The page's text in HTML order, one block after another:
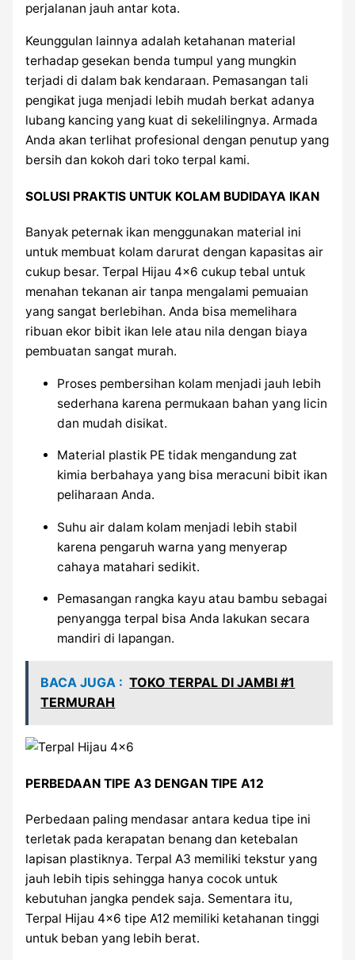
perjalanan jauh antar kota.
Keunggulan lainnya adalah ketahanan material
terhadap gesekan benda tumpul yang mungkin
terjadi di dalam bak kendaraan. Pemasangan tali
pengikat juga menjadi lebih mudah berkat adanya
lubang kancing yang kuat di sekelilingnya. Armada
Anda akan terlihat profesional dengan penutup yang
bersih dan kokoh dari toko terpal kami.
SOLUSI PRAKTIS UNTUK KOLAM BUDIDAYA IKAN
Banyak peternak ikan menggunakan material ini
untuk membuat kolam darurat dengan kapasitas air
cukup besar. Terpal Hijau 4×6 cukup tebal untuk
menahan tekanan air tanpa mengalami pemuaian
yang sangat berlebihan. Anda bisa memelihara
ribuan ekor bibit ikan lele atau nila dengan biaya
pembuatan sangat murah.
Proses pembersihan kolam menjadi jauh lebih
sederhana karena permukaan bahan yang licin
dan mudah disikat.
Material plastik PE tidak mengandung zat
kimia berbahaya yang bisa meracuni bibit ikan
peliharaan Anda.
Suhu air dalam kolam menjadi lebih stabil
karena pengaruh warna yang menyerap
cahaya matahari sedikit.
Pemasangan rangka kayu atau bambu sebagai
penyangga terpal bisa Anda lakukan secara
mandiri di lapangan.
BACA JUGA : TOKO TERPAL DI JAMBI #1
TERMURAH
PERBEDAAN TIPE A3 DENGAN TIPE A12
Perbedaan paling mendasar antara kedua tipe ini
terletak pada kerapatan benang dan ketebalan
lapisan plastiknya. Terpal A3 memiliki tekstur yang
jauh lebih tipis sehingga hanya cocok untuk
kebutuhan jangka pendek saja. Sementara itu,
Terpal Hijau 4×6 tipe A12 memiliki ketahanan tinggi
untuk beban yang lebih berat.